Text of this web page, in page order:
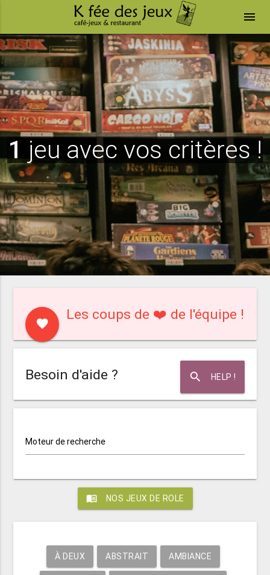
menu
1 jeu avec vos critères !
favorite
Les coups de ❤️ de l'équipe !
search HELP !
Besoin d'aide ?
Moteur de recherche
menu_book NOS JEUX DE ROLE
À DEUX ABSTRAIT AMBIANCE